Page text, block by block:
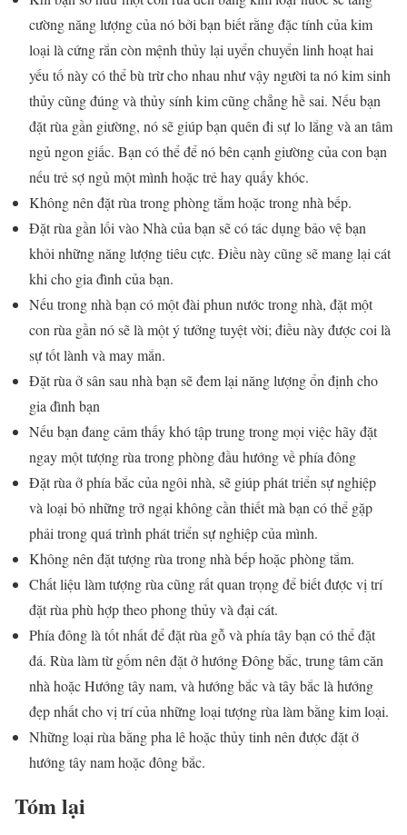
cường năng lượng của nó bởi bạn biết rằng đặc tính của kim
loại là cứng rắn còn mệnh thủy lại uyển chuyển linh hoạt hai
yếu tố này có thể bù trừ cho nhau như vậy người ta nó kim sinh
thủy cũng đúng và thủy sính kim cũng chẳng hề sai. Nếu bạn
đặt rùa gần giường, nó sẽ giúp bạn quên đi sự lo lắng và an tâm
ngủ ngon giấc. Bạn có thể để nó bên cạnh giường của con bạn
nếu trẻ sợ ngủ một mình hoặc trẻ hay quấy khóc.
Không nên đặt rùa trong phòng tắm hoặc trong nhà bếp.
Đặt rùa gần lối vào Nhà của bạn sẽ có tác dụng bảo vệ bạn
khỏi những năng lượng tiêu cực. Điều này cũng sẽ mang lại cát
khi cho gia đình của bạn.
Nếu trong nhà bạn có một đài phun nước trong nhà, đặt một
con rùa gần nó sẽ là một ý tưởng tuyệt vời; điều này được coi là
sự tốt lành và may mắn.
Đặt rùa ở sân sau nhà bạn sẽ đem lại năng lượng ổn định cho
gia đình bạn
Nếu bạn đang cảm thấy khó tập trung trong mọi việc hãy đặt
ngay một tượng rùa trong phòng đầu hướng về phía đông
Đặt rùa ở phía bắc của ngôi nhà, sẽ giúp phát triển sự nghiệp
và loại bỏ những trở ngại không cần thiết mà bạn có thể gặp
phải trong quá trình phát triển sự nghiệp của mình.
Không nên đặt tượng rùa trong nhà bếp hoặc phòng tắm.
Chất liệu làm tượng rùa cũng rất quan trọng để biết được vị trí
đặt rùa phù hợp theo phong thủy và đại cát.
Phía đông là tốt nhất để đặt rùa gỗ và phía tây bạn có thể đặt
đá. Rùa làm từ gốm nên đặt ở hướng Đông bắc, trung tâm căn
nhà hoặc Hướng tây nam, và hướng bắc và tây bắc là hướng
đẹp nhất cho vị trí của những loại tượng rùa làm bằng kim loại.
Những loại rùa bằng pha lê hoặc thủy tinh nên được đặt ở
hướng tây nam hoặc đông bắc.
Tóm lại